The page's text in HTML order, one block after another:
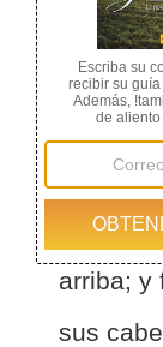
harto
hijo rey
á todos
los
arriba; y
sus